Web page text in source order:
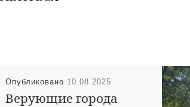
Опубликовано 10.08.2025
Верующие города